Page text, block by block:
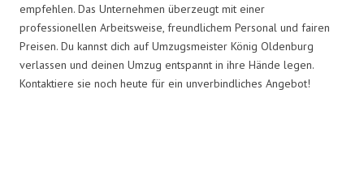
empfehlen. Das Unternehmen überzeugt mit einer
professionellen Arbeitsweise, freundlichem Personal und fairen
Preisen. Du kannst dich auf Umzugsmeister König Oldenburg
verlassen und deinen Umzug entspannt in ihre Hände legen.
Kontaktiere sie noch heute für ein unverbindliches Angebot!